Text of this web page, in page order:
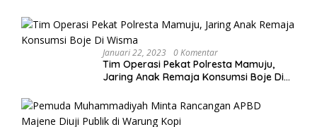
Januari 22, 2023 0 Komentar
Tim Operasi Pekat Polresta Mamuju,
Jaring Anak Remaja Konsumsi Boje Di